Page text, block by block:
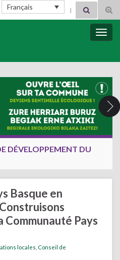
Français Search for:
DÉVELOPPEMENT DU
Basque en
Communauté Pays
locales Conseil de